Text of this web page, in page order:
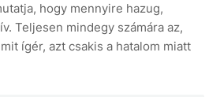
hogy mennyire hazug,
Teljesen mindegy számára az,
ígér, azt csakis a hatalom miatt